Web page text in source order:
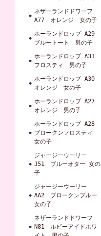
ネザーランドドワーフ
A77 オレンジ 女の子
ホーランドロップ A29
ブルートート 男の子
ホーランドロップ A31
フロスティ 男の子
ホーランドロップ A30
オレンジ 女の子
ホーランドロップ A27
オレンジ 男の子
ホーランドロップ A28
ブロークンフロスティ
女の子
ジャージーウーリー
J51 ブルーオター 女の
子
ジャージーウーリー
AA2 ブロークンブルー
女の子
ネザーランドドワーフ
N81 ルビーアイドホワ